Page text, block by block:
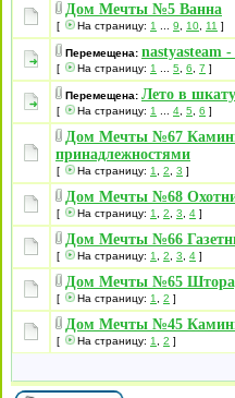
Дом Мечты №5 Ванна
[ На страницу: 1 9 10 11 ]
Перемещена: nastyasteam
[ На страницу: 1 5 6 7 ]
Перемещена: Лето в
[ На страницу: 1 4 5 6 ]
Дом Мечты №67
принадлежностями
[ На страницу: 1 2 3 ]
Дом Мечты №68
[ На страницу: 1 2 3 4 ]
Дом Мечты №66
[ На страницу: 1 2 3 4 ]
Дом Мечты №65
[ На страницу: 1 2 ]
Дом Мечты №45
[ На страницу: 1 2 ]